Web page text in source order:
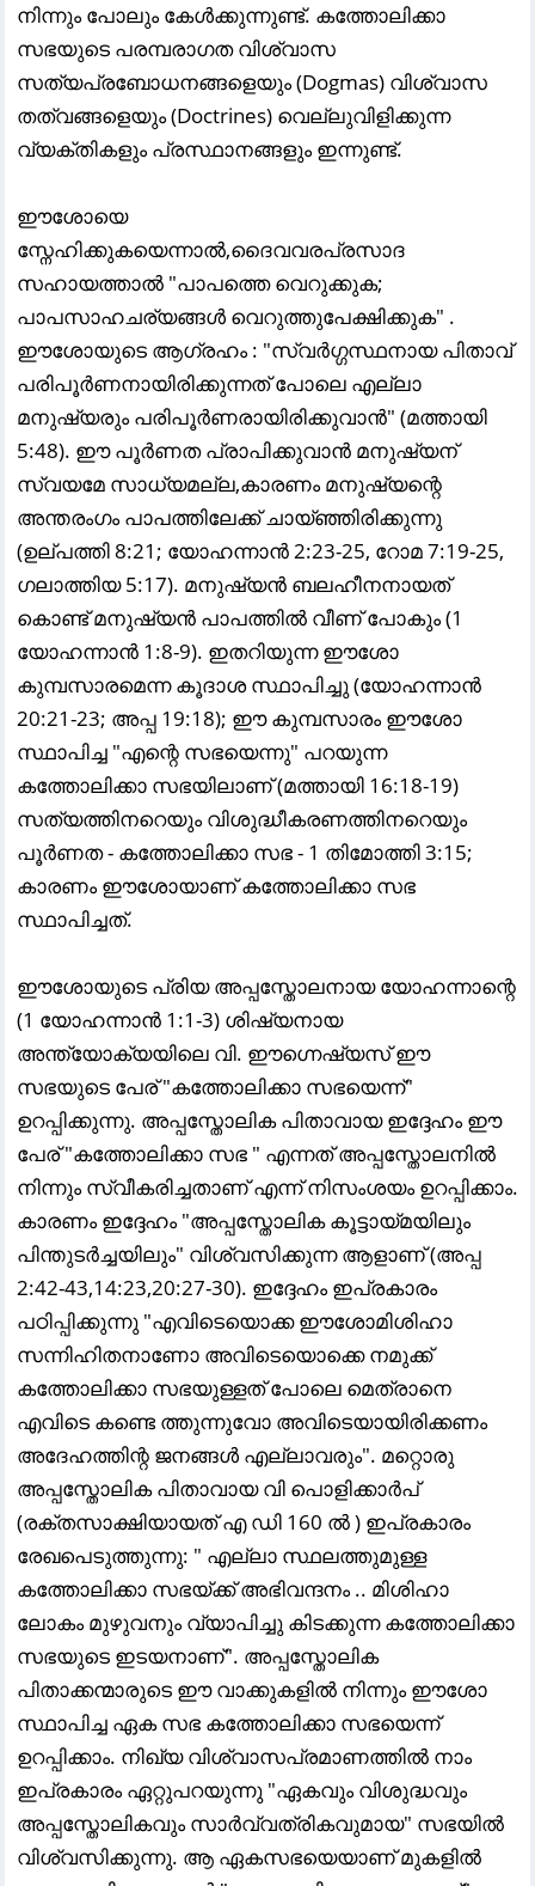
നിന്നും പോലും കേൾക്കുന്നുണ്ട്. കത്തോലിക്കാ
സഭയുടെ പരമ്പരാഗത വിശ്വാസ
സത്യപ്രബോധനങ്ങളെയും (Dogmas) വിശ്വാസ
തത്വങ്ങളെയും (Doctrines) വെല്ലുവിളിക്കുന്ന
വ്യക്തികളും പ്രസ്ഥാനങ്ങളും ഇന്നുണ്ട്.
ഈശോയെ
സ്നേഹിക്കുകയെന്നാൽ,ദൈവവരപ്രസാദ
സഹായത്താൽ "പാപത്തെ വെറുക്കുക;
പാപസാഹചര്യങ്ങൾ വെറുത്തുപേക്ഷിക്കുക" .
ഈശോയുടെ ആഗ്രഹം : "സ്വർഗ്ഗസ്ഥനായ പിതാവ്
പരിപൂർണനായിരിക്കുന്നത് പോലെ എല്ലാ
മനുഷ്യരും പരിപൂർണരായിരിക്കുവാൻ" (മത്തായി
5:48). ഈ പൂർണത പ്രാപിക്കുവാൻ മനുഷ്യന്
സ്വയമേ സാധ്യമല്ല,കാരണം മനുഷ്യന്റെ
അന്തരംഗം പാപത്തിലേക്ക് ചായ്ഞ്ഞിരിക്കുന്നു
(ഉല്പത്തി 8:21; യോഹന്നാൻ 2:23-25, റോമ 7:19-25,
ഗലാത്തിയ 5:17). മനുഷ്യൻ ബലഹീനനായത്
കൊണ്ട് മനുഷ്യൻ പാപത്തിൽ വീണ് പോകും (1
യോഹന്നാൻ 1:8-9). ഇതറിയുന്ന ഈശോ
കുമ്പസാരമെന്ന കൂദാശ സ്ഥാപിച്ചു (യോഹന്നാൻ
20:21-23; അപ്പ 19:18); ഈ കുമ്പസാരം ഈശോ
സ്ഥാപിച്ച "എന്റെ സഭയെന്നു" പറയുന്ന
കത്തോലിക്കാ സഭയിലാണ് (മത്തായി 16:18-19)
സത്യത്തിനറെയും വിശുദ്ധീകരണത്തിനറെയും
പൂർണത - കത്തോലിക്കാ സഭ - 1 തിമോത്തി 3:15;
കാരണം ഈശോയാണ് കത്തോലിക്കാ സഭ
സ്ഥാപിച്ചത്.
ഈശോയുടെ പ്രിയ അപ്പസ്തോലനായ യോഹന്നാന്റെ
(1 യോഹന്നാൻ 1:1-3) ശിഷ്യനായ
അന്ത്യോക്യയിലെ വി. ഈഗ്നെഷ്യസ് ഈ
സഭയുടെ പേര് "കത്തോലിക്കാ സഭയെന്ന്"
ഉറപ്പിക്കുന്നു. അപ്പസ്തോലിക പിതാവായ ഇദ്ദേഹം ഈ
പേര് "കത്തോലിക്കാ സഭ " എന്നത് അപ്പസ്തോലനിൽ
നിന്നും സ്വീകരിച്ചതാണ് എന്ന് നിസംശയം ഉറപ്പിക്കാം.
കാരണം ഇദ്ദേഹം "അപ്പസ്തോലിക കൂട്ടായ്മയിലും
പിന്തുടർച്ചയിലും" വിശ്വസിക്കുന്ന ആളാണ് (അപ്പ
2:42-43,14:23,20:27-30). ഇദ്ദേഹം ഇപ്രകാരം
പഠിപ്പിക്കുന്നു "എവിടെയൊക്ക ഈശോമിശിഹാ
സന്നിഹിതനാണോ അവിടെയൊക്കെ നമുക്ക്
കത്തോലിക്കാ സഭയുള്ളത് പോലെ മെത്രാനെ
എവിടെ കണ്ടെ ത്തുന്നുവോ അവിടെയായിരിക്കണം
അദേഹത്തിന്റ ജനങ്ങൾ എല്ലാവരും". മറ്റൊരു
അപ്പസ്തോലിക പിതാവായ വി പൊളിക്കാർപ്
(രക്തസാക്ഷിയായത് എ ഡി 160 ൽ ) ഇപ്രകാരം
രേഖപെടുത്തുന്നു: " എല്ലാ സ്ഥലത്തുമുള്ള
കത്തോലിക്കാ സഭയ്ക്ക് അഭിവന്ദനം .. മിശിഹാ
ലോകം മുഴുവനും വ്യാപിച്ചു കിടക്കുന്ന കത്തോലിക്കാ
സഭയുടെ ഇടയനാണ്". അപ്പസ്തോലിക
പിതാക്കന്മാരുടെ ഈ വാക്കുകളിൽ നിന്നും ഈശോ
സ്ഥാപിച്ച ഏക സഭ കത്തോലിക്കാ സഭയെന്ന്
ഉറപ്പിക്കാം. നിഖ്യ വിശ്വാസപ്രമാണത്തിൽ നാം
ഇപ്രകാരം ഏറ്റുപറയുന്നു "ഏകവും വിശുദ്ധവും
അപ്പസ്തോലികവും സാർവ്വത്രികവുമായ" സഭയിൽ
വിശ്വസിക്കുന്നു. ആ ഏകസഭയെയാണ് മുകളിൽ